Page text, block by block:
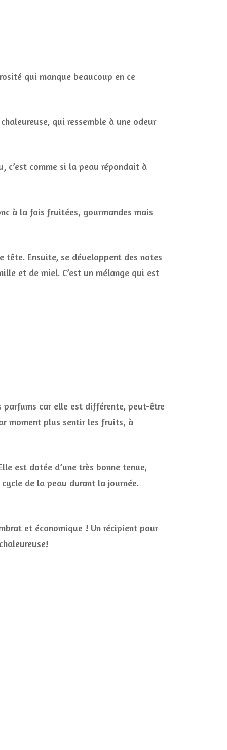
qui manque beaucoup en ce
qui ressemble à une odeur
c’est comme si la peau répondait à
à la fois fruitées, gourmandes mais
tête. Ensuite, se développent des notes
et de miel. C’est un mélange qui est
car elle est différente, peut-être
moment plus sentir les fruits, à
est dotée d’une très bonne tenue,
de la peau durant la journée.
et économique ! Un récipient pour